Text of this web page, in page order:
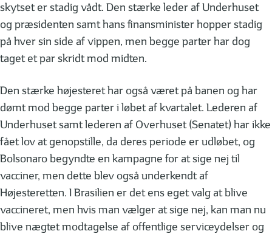
skytset er stadig vådt. Den stærke leder af Underhuset
og præsidenten samt hans finansminister hopper stadig
på hver sin side af vippen, men begge parter har dog
taget et par skridt mod midten.
Den stærke højesteret har også været på banen og har
dømt mod begge parter i løbet af kvartalet. Lederen af
Underhuset samt lederen af Overhuset (Senatet) har ikke
fået lov at genopstille, da deres periode er udløbet, og
Bolsonaro begyndte en kampagne for at sige nej til
vacciner, men dette blev også underkendt af
Højesteretten. I Brasilien er det ens eget valg at blive
vaccineret, men hvis man vælger at sige nej, kan man nu
blive nægtet modtagelse af offentlige serviceydelser og